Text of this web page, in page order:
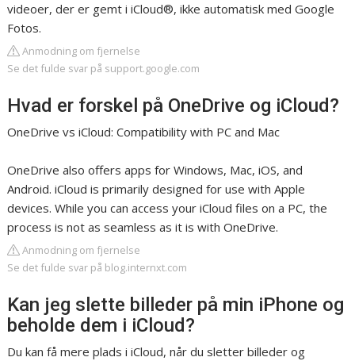
videoer, der er gemt i iCloud®, ikke automatisk med Google
Fotos.
Anmodning om fjernelse
Se det fulde svar på support.google.com
Hvad er forskel på OneDrive og iCloud?
OneDrive vs iCloud: Compatibility with PC and Mac
OneDrive also offers apps for Windows, Mac, iOS, and
Android. iCloud is primarily designed for use with Apple
devices. While you can access your iCloud files on a PC, the
process is not as seamless as it is with OneDrive.
Anmodning om fjernelse
Se det fulde svar på blog.internxt.com
Kan jeg slette billeder på min iPhone og
beholde dem i iCloud?
Du kan få mere plads i iCloud, når du sletter billeder og